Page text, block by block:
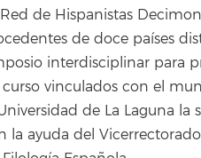
de Hispanistas
de doce países
interdisciplinar para
vinculados con el
de La Laguna
la ayuda del